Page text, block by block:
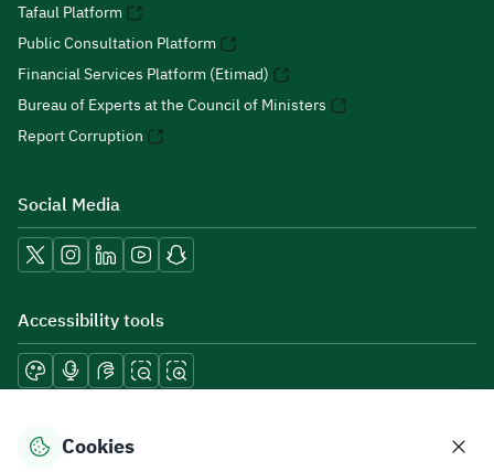
Tafaul Platform
Public Consultation Platform
Financial Services Platform (Etimad)
Bureau of Experts at the Council of Ministers
Report Corruption
Social Media
Accessibility tools
Download mobile applications
Cookies